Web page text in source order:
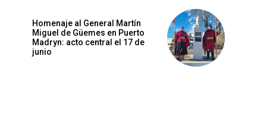
Homenaje al General Martín
Miguel de Güemes en Puerto
Madryn: acto central el 17 de
junio